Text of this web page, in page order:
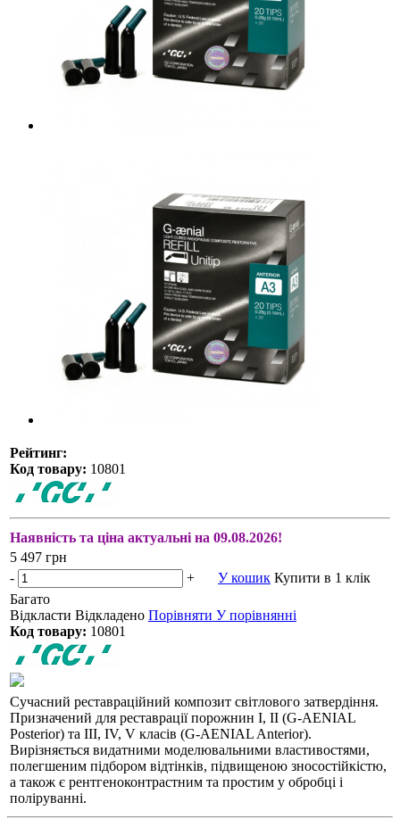
Рейтинг:
Код товару: 10801
Наявність та ціна актуальні на 09.08.2026!
5 497 грн
-
+ У кошик Купити в 1 клік
Багато
Відкласти Відкладено Порівняти У порівнянні
Код товару: 10801
Сучасний реставраційний композит світлового затвердіння.
Призначений для реставрації порожнин I, II (G-AENIAL
Posterior) та III, IV, V класів (G-AENIAL Anterior).
Вирізняється видатними моделювальними властивостями,
полегшеним підбором відтінків, підвищеною зносостійкістю,
а також є рентгеноконтрастним та простим у обробці і
поліруванні.